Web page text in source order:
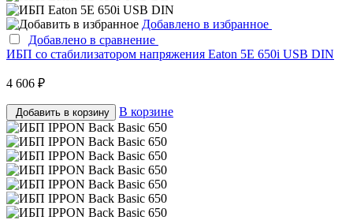
Добавлено в избранное
Добавлено в сравнение
ИБП со стабилизатором напряжения Eaton 5E 650i USB DIN
4 606 ₽
Добавить в корзину В корзине